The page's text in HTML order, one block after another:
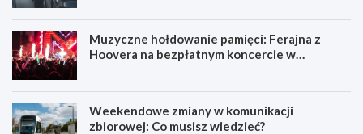
Muzyczne hołdowanie pamięci: Ferajna z
Hoovera na bezpłatnym koncercie w
Weekendowe zmiany w komunikacji
zbiorowej: Co musisz wiedzieć?